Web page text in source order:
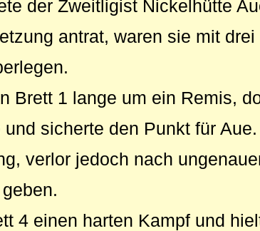
der Zweitligist Nickelhütte
antrat, waren sie mit
Brett 1 lange um ein Remis,
sicherte den Punkt für
verlor jedoch nach
4 einen harten Kampf und